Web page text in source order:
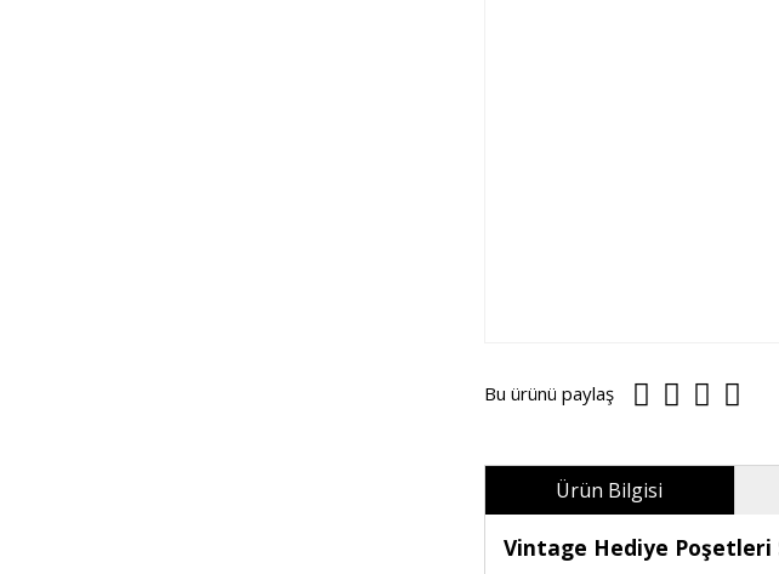
Bu ürünü paylaş
Ürün Bilgisi
Vintage Hediye Poşetleri